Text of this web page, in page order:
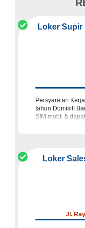
Loker
Persyaratan
tahun Domisili
SIM mobil &
Loker
Jl.